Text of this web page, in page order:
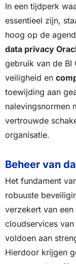
In een tijdperk
essentieel zijn,
hoog op de
data privacy
gebruik van de BI
veiligheid en
toewijding aan
nalevingsnormen
vertrouwde
organisatie.
Beheer van
Het fundament
robuuste
verzekert van
cloudservices
voldoen aan
Hierdoor krijgen